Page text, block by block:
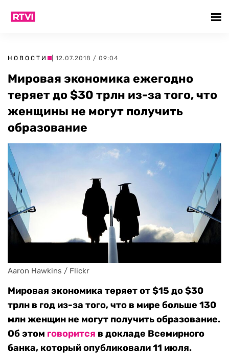
НОВОСТИ | 12.07.2018 / 09:04
Мировая экономика ежегодно
теряет до $30 трлн из-за того, что
женщины не могут получить
образование
Aaron Hawkins / Flickr
Мировая экономика теряет от $15 до $30
трлн в год из-за того, что в мире больше 130
млн женщин не могут получить образование.
Об этом говорится в докладе Всемирного
банка, который опубликовали 11 июля.